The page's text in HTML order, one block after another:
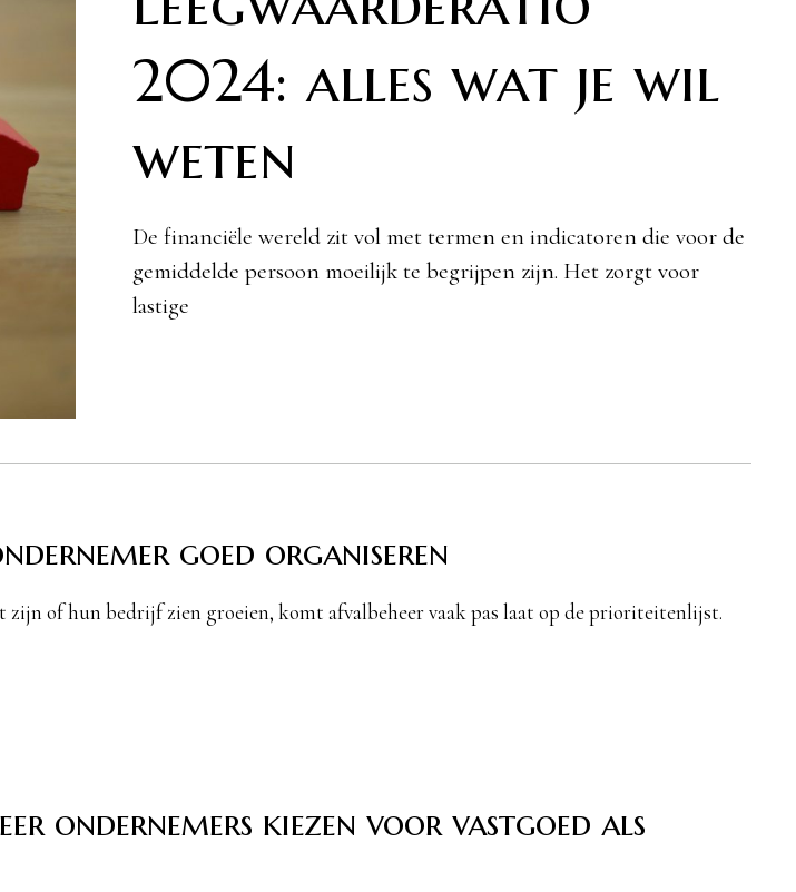
2024: alles wat je wil
weten
De financiële wereld zit vol met termen en indicatoren die voor de
gemiddelde persoon moeilijk te begrijpen zijn. Het zorgt voor
lastige
goed organiseren
zijn of hun bedrijf zien groeien, komt afvalbeheer vaak pas laat op de prioriteitenlijst.
ondernemers kiezen voor vastgoed als